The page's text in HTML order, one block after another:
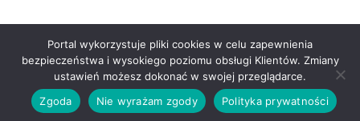
Polityka prywatności
Copyright 2021 Tajemnice Magii. Realizacja: Wieteska.net
Portal wykorzystuje pliki cookies w celu zapewnienia
bezpieczeństwa i wysokiego poziomu obsługi Klientów. Zmiany
ustawień możesz dokonać w swojej przeglądarce.
Zgoda
Nie wyrażam zgody Polityka prywatności